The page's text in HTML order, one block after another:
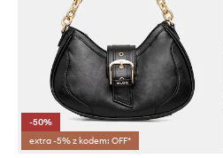
-50%
extra -5% z kodem: OFF*